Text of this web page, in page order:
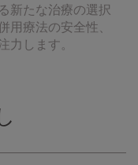
新たな治療の選択
用療法の安全性、
力します。